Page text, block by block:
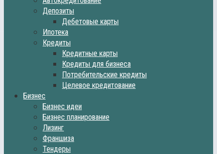
Депозиты
Дебетовые карты
Ипотека
Кредиты
Кредитные карты
Кредиты для бизнеса
Потребительские кредиты
Целевое кредитование
Бизнес
Бизнес идеи
Бизнес планирование
Лизинг
Франшиза
Тендеры